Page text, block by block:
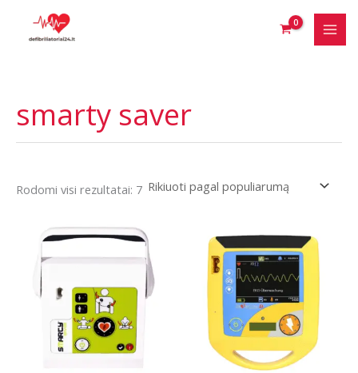
turinio
smarty saver
Rodomi visi rezultatai: 7Rūšiuojama